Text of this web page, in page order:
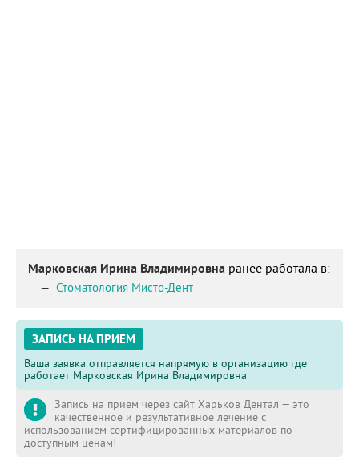
Марковская Ирина Владимировна ранее работала в:
Стоматология Мисто-Дент
ЗАПИСЬ НА ПРИЕМ
Ваша заявка отправляется напрямую в организацию где
работает Марковская Ирина Владимировна
Запись на прием через сайт Харьков Дентал — это
качественное и результативное лечение с
использованием сертифицированных материалов по
доступным ценам!